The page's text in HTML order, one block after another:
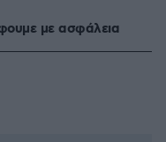
με ασφάλεια